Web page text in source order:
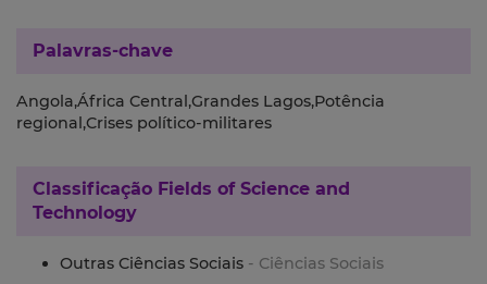
Palavras-chave
Angola,África Central,Grandes Lagos,Potência
regional,Crises político-militares
Classificação Fields of Science and
Technology
Outras Ciências Sociais - Ciências Sociais